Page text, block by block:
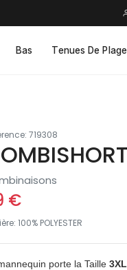
Bas Tenues De Plage
719308
€
100% POLYESTER
porte la Taille 3XL